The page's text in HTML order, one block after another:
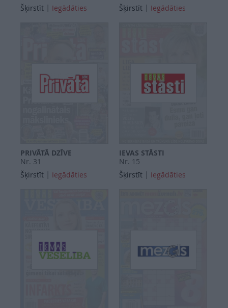
Šķirstīt | Iegādāties
Šķirstīt | Iegādāties
PRIVĀTĀ DZĪVE
Nr. 31
Šķirstīt | Iegādāties
IEVAS STĀSTI
Nr. 15
Šķirstīt | Iegādāties